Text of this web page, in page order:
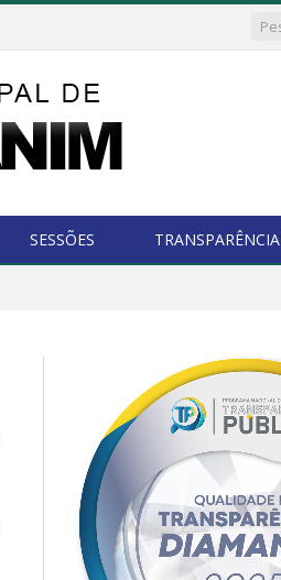
SESSÕES TRANSPARÊNCIA